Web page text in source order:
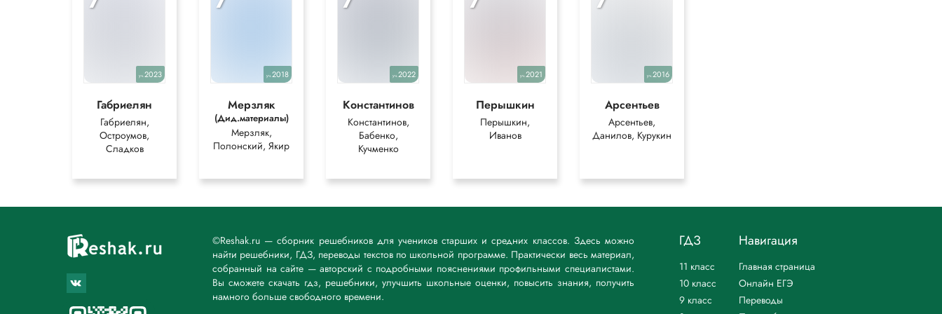
уч.2023
Габриелян
Габриелян,
Остроумов,
Сладков
уч.2018
Мерзляк
(Дид.материалы)
Мерзляк,
Полонский, Якир
уч.2022
Константинов
Константинов,
Бабенко,
Кучменко
уч.2021
Перышкин
Перышкин,
Иванов
уч.2016
Арсентьев
Арсентьев,
Данилов, Курукин
©Reshak.ru — сборник решебников для учеников старших и средних классов. Здесь можно
найти решебники, ГДЗ, переводы текстов по школьной программе. Практически весь материал,
собранный на сайте — авторский с подробными пояснениями профильными специалистами.
Вы сможете скачать гдз, решебники, улучшить школьные оценки, повысить знания, получить
намного больше свободного времени.
ГДЗ
11 класс
10 класс
9 класс
Навигация
Главная страница
Онлайн ЕГЭ
Переводы